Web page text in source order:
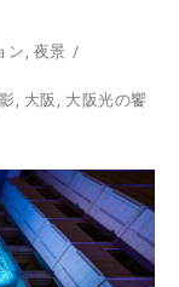
ン, 夜景
, 大阪 , 大阪光の饗